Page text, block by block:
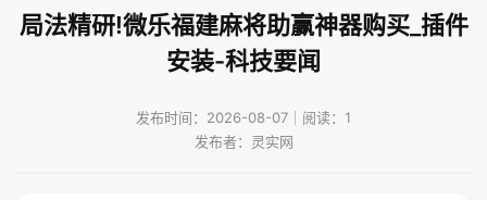
局法精研!微乐福建麻将助赢神器购买_插件
安装-科技要闻
发布时间：2026-08-07｜阅读：1
发布者：灵实网